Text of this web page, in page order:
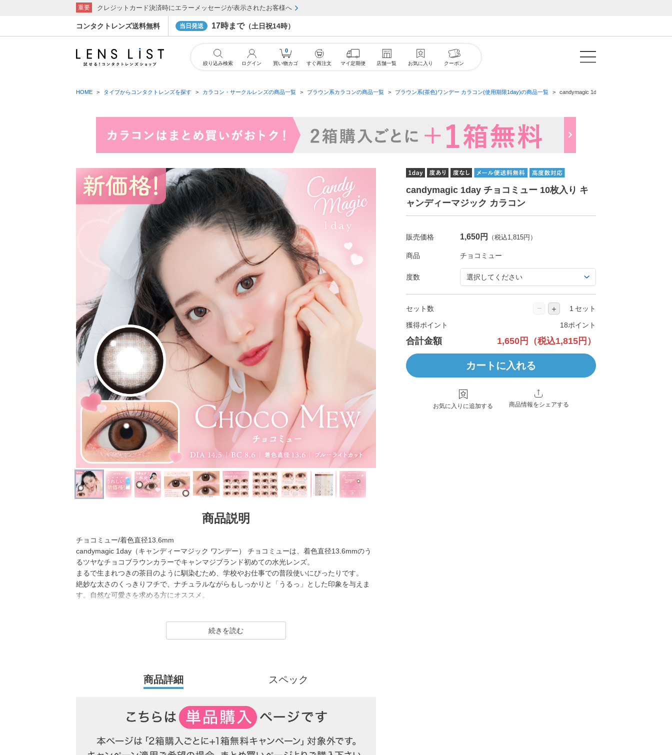
コンタクトレンズ送料無料 当日発送 17時まで（土日祝14時）
重要 クレジットカード決済時にエラーメッセージが表示されたお客様へ
HOME タイプからコンタクトレンズを探す カラコン・サークルレンズの商品一覧 ブラウン系カラコンの商品一覧 ブラウン系(茶色)ワンデー カラコン(使用期限1day)の商品一覧 candymagic 1day チョコミュー 10枚入り キ
candymagic 1day チョコミュー 10枚入り キ
ャンディーマジック カラコン
販売価格 1,650円 （税込1,815円）
商品
度数
セット数 − ＋ セット
獲得ポイント 18ポイント
合計金額 1,650円 （税込1,815円）
カートに入れる
お気に入りに追加する 商品情報をシェアする
商品説明
チョコミュー/着色直径13.6mm
candymagic 1day（キャンディーマジック ワンデー） チョコミューは、着色直径13.6mmのう
るツヤなチョコブラウンカラーでキャンマジブランド初めての水光レンズ。
まるで生まれつきの茶目のように馴染むため、学校やお仕事での普段使いにぴったりです。
絶妙な太さのくっきりフチで、ナチュラルながらもしっかりと「うるっ」とした印象を与えま
す。自然な可愛さを求める方にオススメ。
幅広い世代から愛されるロングセラーコンタクトレンズブランド。
ハイスペックレンズへとリニューアル！
更に2025年にはブルーライトカット機能が独自の新技術で、より自然に馴染む透明感あるレン
ズにリニューアル！
待望の乱視用カラコン candymagic toric（キャンディーマジック トーリック）も新登場しま
商品詳細 スペック
絞り込み検索 ログイン
0
買い物カゴ すぐ再注文 マイ定期便 店舗一覧 お気に入り クーポン